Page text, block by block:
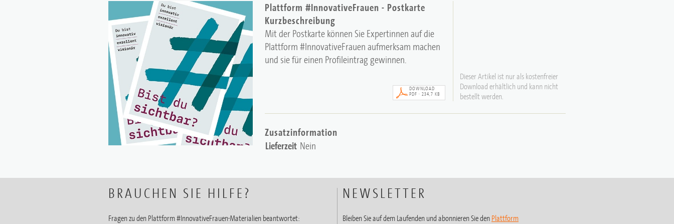
Plattform #InnovativeFrauen - Postkarte
Kurzbeschreibung
Mit der Postkarte können Sie Expertinnen auf die
Plattform #InnovativeFrauen aufmerksam machen
und sie für einen Profileintrag gewinnen.
DOWNLOAD
PDF · 234,7 KB
Dieser Artikel ist nur als kostenfreier
Download erhältlich und kann nicht
bestellt werden.
Zusatzinformation
Lieferzeit Nein
BRAUCHEN SIE HILFE?
Fragen zu den Plattform #InnovativeFrauen-Materialien beantwortet:
NEWSLETTER
Bleiben Sie auf dem Laufenden und abonnieren Sie den Plattform